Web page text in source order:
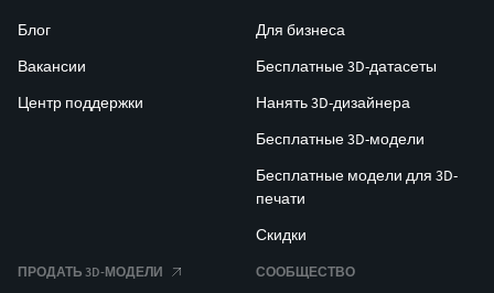
Блог
Вакансии
Центр поддержки
Для бизнеса
Бесплатные 3D-датасеты
Нанять 3D-дизайнера
Бесплатные 3D-модели
Бесплатные модели для 3D-
печати
Скидки
ПРОДАТЬ 3D-МОДЕЛИ СООБЩЕСТВО